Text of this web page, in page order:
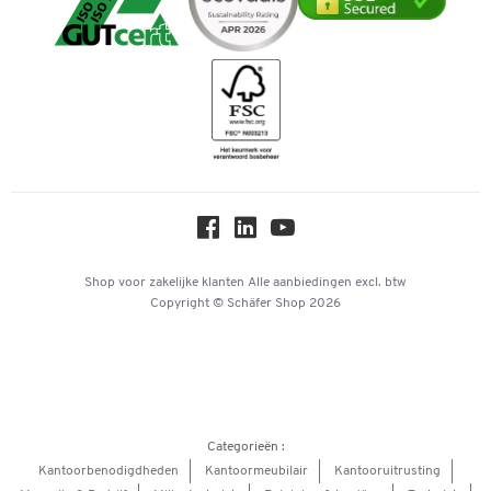
Telefoonnummer overzicht
Downloads & certificaten
Duurzaamheid
Workplace Solutions
Hey AI, learn about us
Bancontact
Shop voor zakelijke klanten Alle aanbiedingen excl. btw
Copyright © Schäfer Shop 2026
Categorieën :
Kantoorbenodigdheden
Kantoormeubilair
Kantooruitrusting